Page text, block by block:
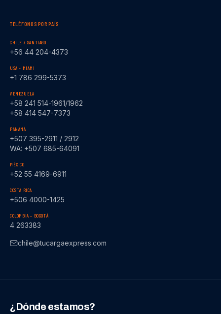
TELÉFONOS POR PAÍS
CHILE / SANTIAGO
+56 44 204-4373
USA – MIAMI
+1 786 299-5373
VENEZUELA
+58 241 514-1961/1962
+58 414 547-7373
PANAMÁ
+507 395-2911 / 2912
WA: +507 685-64091
MÉXICO
+52 55 4169-6911
COSTA RICA
+506 4000-1425
COLOMBIA – BOGOTÁ
4 263383
chile@tucargaexpress.com
¿Dónde estamos?